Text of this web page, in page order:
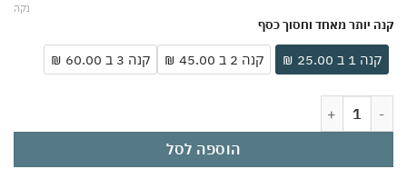
יותר מאחד וחסוך כסף
קנה 2 ב 45.00 ₪ קנה 3 ב 60.00 ₪
רחצה וקצף אמבט ארומטי תות יער 400 מ"ל | מינרלים מים המלח | ניחוח תות יער עדין ומשכר | לעור נקי, לח ורענן
הוספה לסל